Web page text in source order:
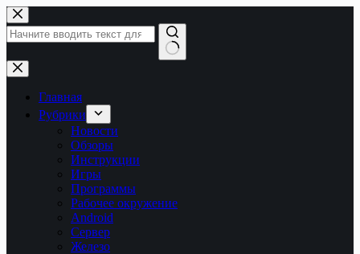
Перейти
к
сути
Ничего
не
найденоГлавная
Рубрики
Новости
Обзоры
Инструкции
Игры
Программы
Рабочее окружение
Android
Сервер
Железо